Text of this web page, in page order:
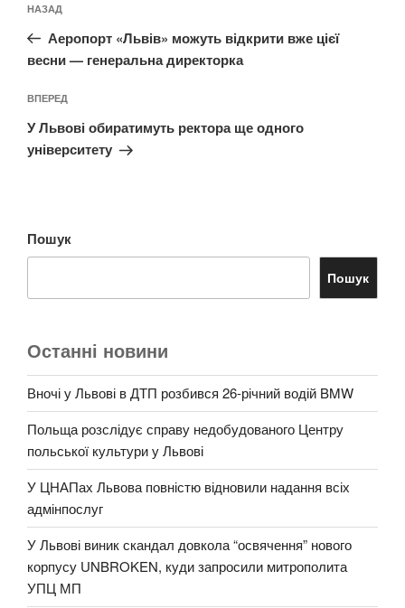
записів
Попередній
запис:
НАЗАД
Аеропорт «Львів» можуть відкрити вже цієї
весни — генеральна директорка
Наступний
запис
ВПЕРЕД
У Львові обиратимуть ректора ще одного
університету
Пошук
Пошук
Останні новини
Вночі у Львові в ДТП розбився 26-річний водій BMW
Польща розслідує справу недобудованого Центру
польської культури у Львові
У ЦНАПах Львова повністю відновили надання всіх
адмінпослуг
У Львові виник скандал довкола “освячення” нового
корпусу UNBROKEN, куди запросили митрополита
УПЦ МП